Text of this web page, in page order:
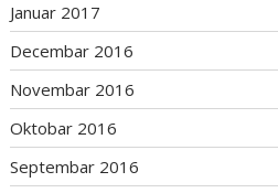
Januar 2017
Decembar 2016
Novembar 2016
Oktobar 2016
Septembar 2016